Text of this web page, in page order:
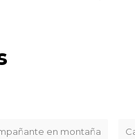
en montaña